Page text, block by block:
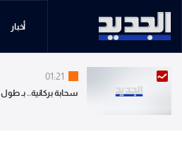
أخبار
01:21
سحابة بركانية.. بـ طول 3 كلم! (فيديو)